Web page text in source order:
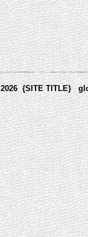
2026 {SITE TITLE}